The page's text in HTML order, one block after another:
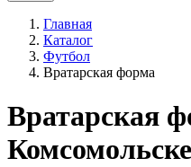
Главная
Каталог
Футбол
Вратарская форма
Вратарская